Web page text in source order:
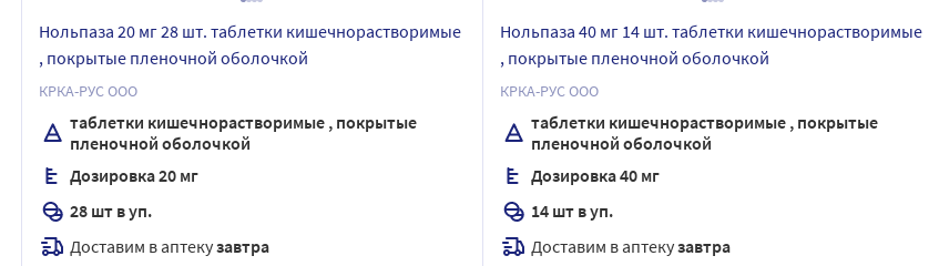
Нольпаза 20 мг 28 шт. таблетки кишечнорастворимые
, покрытые пленочной оболочкой
КРКА-РУС ООО
таблетки кишечнорастворимые , покрытые
пленочной оболочкой
Дозировка 20 мг
28 шт в уп.
Доставим в аптекузавтра
Нольпаза 40 мг 14 шт. таблетки кишечнорастворимые
, покрытые пленочной оболочкой
КРКА-РУС ООО
таблетки кишечнорастворимые , покрытые
пленочной оболочкой
Дозировка 40 мг
14 шт в уп.
Доставим в аптекузавтра